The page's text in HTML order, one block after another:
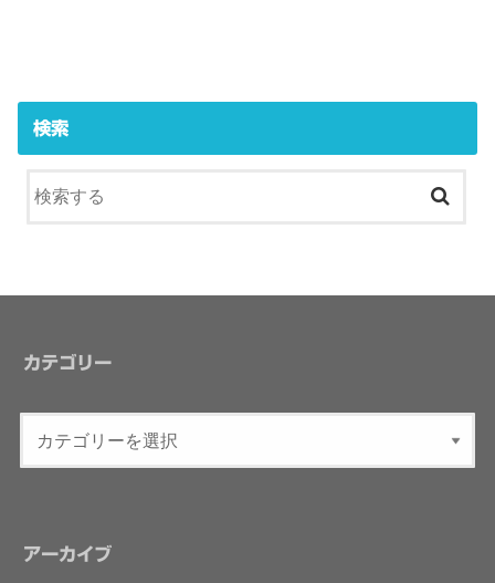
検索
カテゴリー
アーカイブ